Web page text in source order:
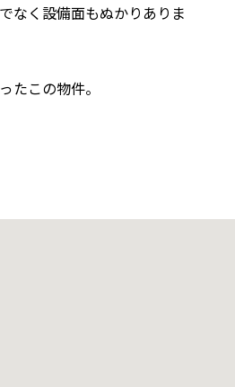
なく設備面もぬかりありま
たこの物件。